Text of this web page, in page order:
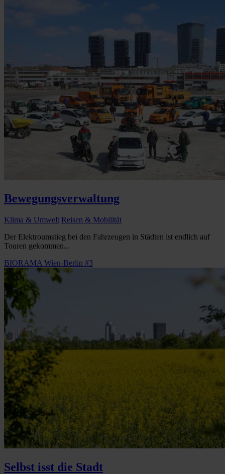
Bewegungsverwaltung
Klima & Umwelt Reisen & Mobilität
Der Elektroumstieg bei den Fahrzeugen in Städten ist endlich auf
Touren gekommen...
BIORAMA Wien-Berlin #3
Selbst isst die Stadt